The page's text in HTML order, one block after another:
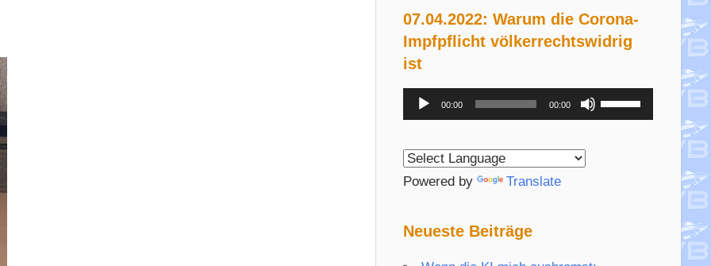
07.04.2022: Warum die Corona-
Impfpflicht völkerrechtswidrig
ist
Audio-
Player
00:00 00:00
Pfeiltasten
Hoch/Runter
Powered by Translate
Neueste Beiträge